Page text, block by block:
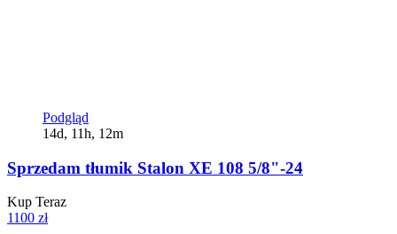
Podgląd
14d, 11h, 12m
Sprzedam tłumik Stalon XE 108 5/8"-24
Kup Teraz
1100 zł